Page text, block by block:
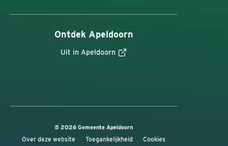
Ontdek Apeldoorn
Uit in Apeldoorn
© 2026 Gemeente Apeldoorn
Over deze website Toegankelijkheid Cookies